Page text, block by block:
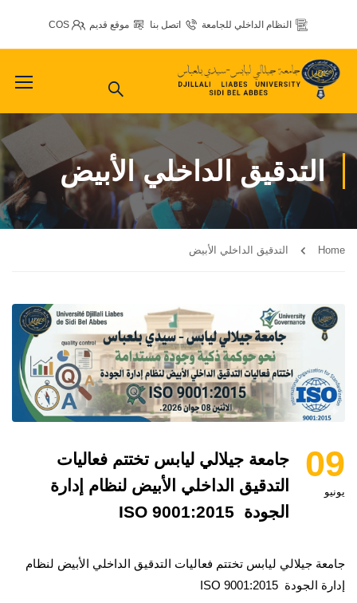
النظام الداخلي للجامعة اتصل بنا موقع قديم COS
التدقيق الداخلي الأبيض
Home التدقيق الداخلي الأبيض
09
يونيو
جامعة جيلالي ليابس تختتم فعاليات
التدقيق الداخلي الأبيض لنظام إدارة
الجودة ISO 9001:2015
جامعة جيلالي ليابس تختتم فعاليات التدقيق الداخلي الأبيض لنظام
إدارة الجودة ISO 9001:2015